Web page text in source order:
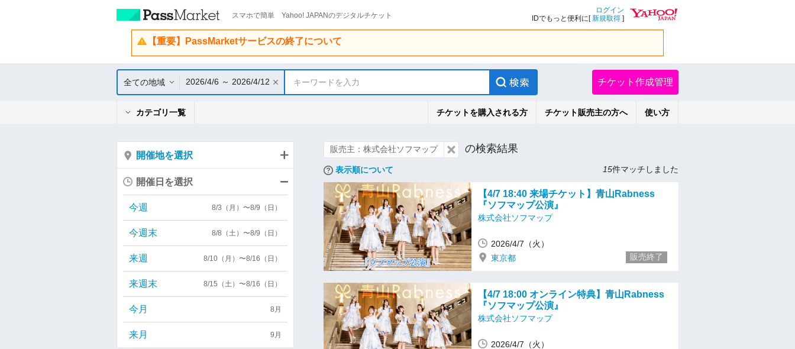
スマホで簡単 Yahoo! JAPANのデジタルチケット
ログイン
IDでもっと便利に[新規取得 ]
【重要】PassMarketサービスの終了について
全ての地域 2026/4/6 ～ 2026/4/12 キーワードを入力 チケット作成管理
カテゴリ一覧 チケットを購入される方 チケット販売主の方へ 使い方
販売主：株式会社ソフマップ の検索結果
表示順について 15件マッチしました
【4/7 18:40 来場チケット】青山Rabness
『ソフマップ公演』
株式会社ソフマップ
2026/4/7（火）
東京都
販売終了
【4/7 18:00 オンライン特典】青山Rabness
『ソフマップ公演』
株式会社ソフマップ
2026/4/7（火）
開催地を選択
開催日を選択
今週 8/3（月）〜8/9（日）
今週末 8/8（土）〜8/9（日）
来週 8/10（月）〜8/16（日）
来週末 8/15（土）〜8/16（日）
今月 8月
来月 9月